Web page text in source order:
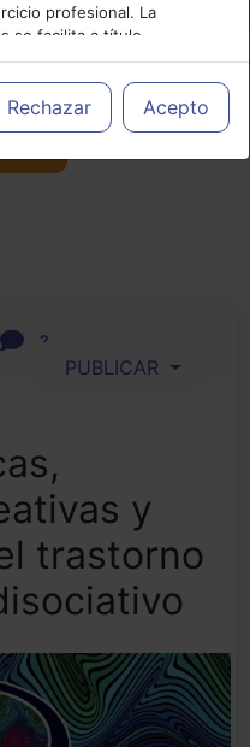
profesional. La
se facilita a título
de los
y decidir, en
adecuado a las
Rechazar Acepto
|Trastornos
2
PUBLICAR
y
trastorno